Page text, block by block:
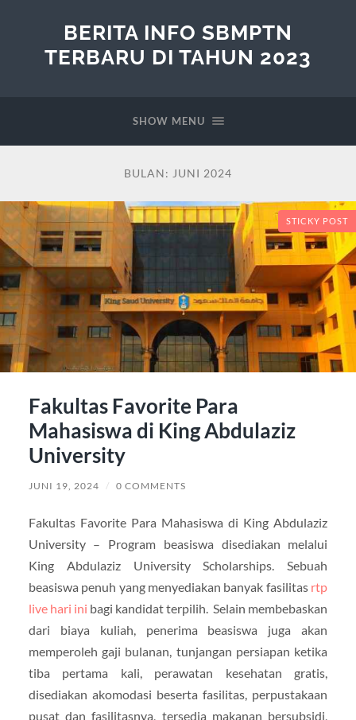
BERITA INFO SBMPTN
TERBARU DI TAHUN 2023
SHOW MENU
BULAN: JUNI 2024
STICKY POST
Fakultas Favorite Para
Mahasiswa di King Abdulaziz
University
JUNI 19, 2024 / 0 COMMENTS
Fakultas Favorite Para Mahasiswa di King Abdulaziz
University – Program beasiswa disediakan melalui
King Abdulaziz University Scholarships. Sebuah
beasiswa penuh yang menyediakan banyak fasilitas rtp
live hari ini bagi kandidat terpilih. Selain membebaskan
dari biaya kuliah, penerima beasiswa juga akan
memperoleh gaji bulanan, tunjangan persiapan ketika
tiba pertama kali, perawatan kesehatan gratis,
disediakan akomodasi beserta fasilitas, perpustakaan
pusat dan fasilitasnya, tersedia makanan bersubsidi,